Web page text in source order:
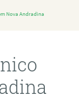
Nova Andradina